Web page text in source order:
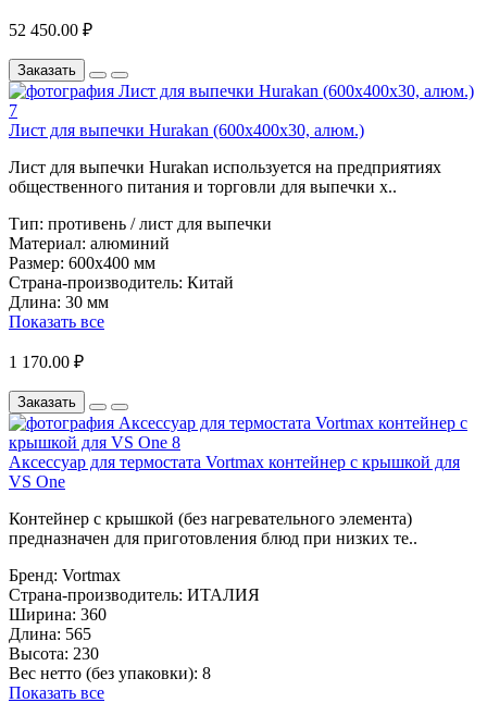
52 450.00 ₽
Заказать
Лист для выпечки Hurakan (600х400х30, алюм.)
Лист для выпечки Hurakan используется на предприятиях
общественного питания и торговли для выпечки х..
Тип: противень / лист для выпечки
Материал: алюминий
Размер: 600х400 мм
Страна-производитель: Китай
Длина: 30 мм
Показать все
1 170.00 ₽
Заказать
Аксессуар для термостата Vortmax контейнер с крышкой для
VS One
Контейнер с крышкой (без нагревательного элемента)
предназначен для приготовления блюд при низких те..
Бренд: Vortmax
Страна-производитель: ИТАЛИЯ
Ширина: 360
Длина: 565
Высота: 230
Вес нетто (без упаковки): 8
Показать все